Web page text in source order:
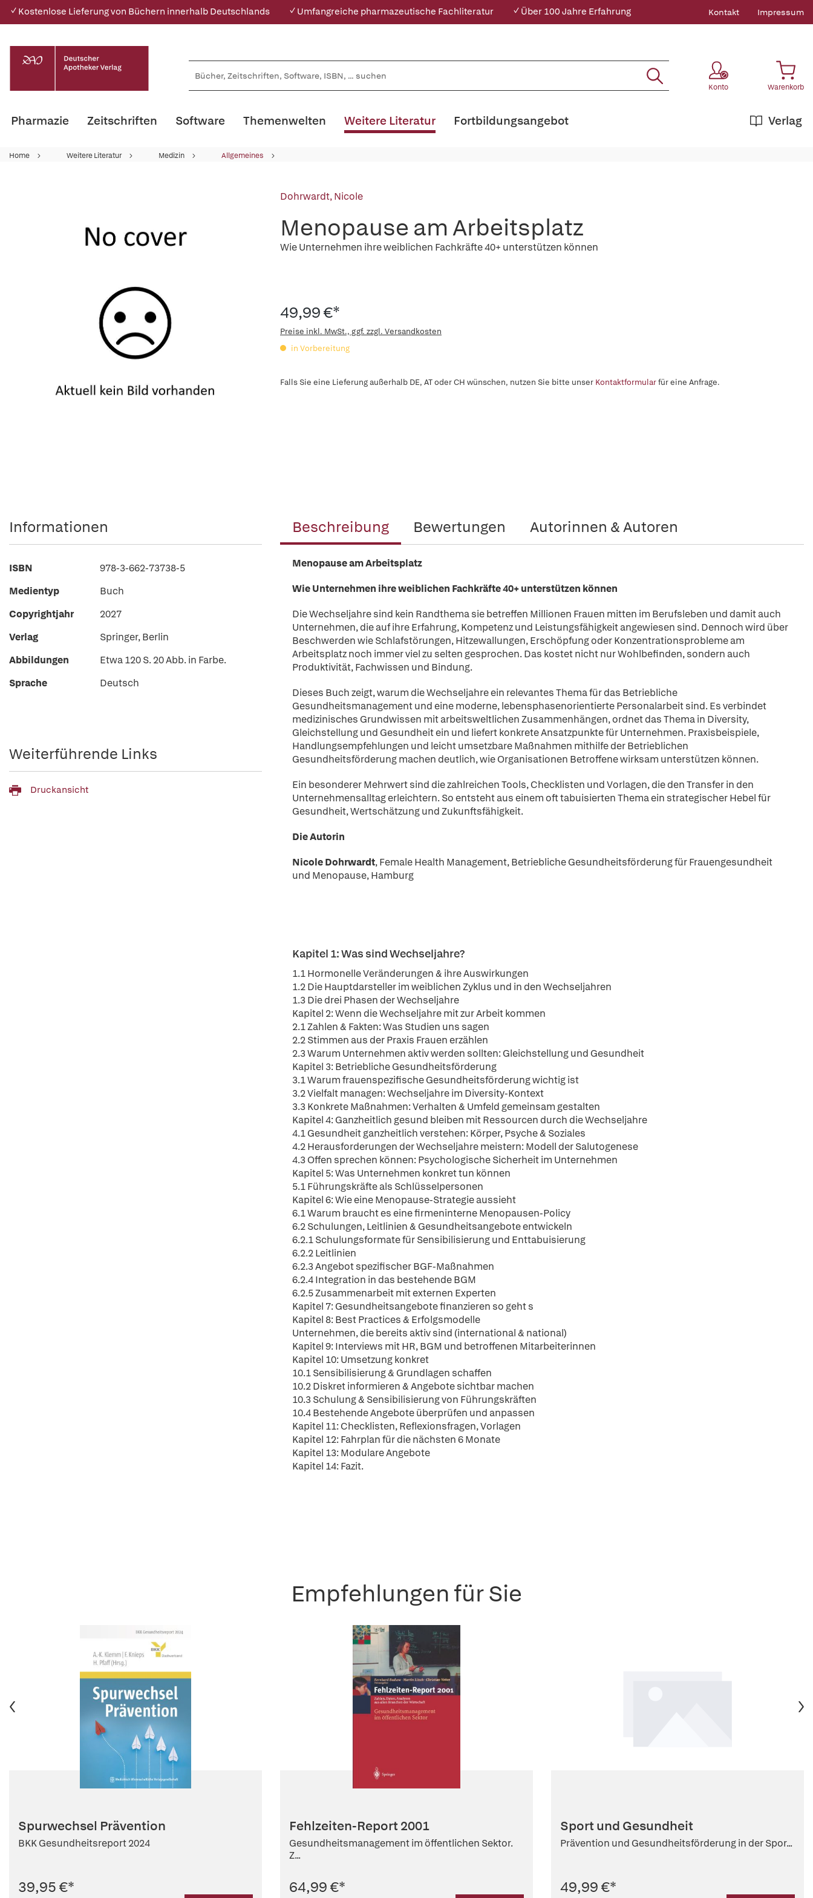
✓ Kostenlose Lieferung von Büchern innerhalb Deutschlands ✓ Umfangreiche pharmazeutische Fachliteratur ✓ Über 100 Jahre Erfahrung Kontakt Impressum
Konto Warenkorb
Pharmazie Zeitschriften Software Themenwelten Weitere Literatur Verlag
Fortbildungsangebot
Home Weitere Literatur Medizin Allgemeines
Dohrwardt, Nicole
Menopause am Arbeitsplatz
Wie Unternehmen ihre weiblichen Fachkräfte 40+ unterstützen können
49,99 €*
Preise inkl. MwSt., ggf. zzgl. Versandkosten
in Vorbereitung
Falls Sie eine Lieferung außerhalb DE, AT oder CH wünschen, nutzen Sie bitte unser Kontaktformularfür eine Anfrage.
Beschreibung Bewertungen Autorinnen & Autoren
Menopause am Arbeitsplatz
Wie Unternehmen ihre weiblichen Fachkräfte 40+ unterstützen können
Die Wechseljahre sind kein Randthema sie betreffen Millionen Frauen mitten im Berufsleben und damit auch
Unternehmen, die auf ihre Erfahrung, Kompetenz und Leistungsfähigkeit angewiesen sind. Dennoch wird über
Beschwerden wie Schlafstörungen, Hitzewallungen, Erschöpfung oder Konzentrationsprobleme am
Arbeitsplatz noch immer viel zu selten gesprochen. Das kostet nicht nur Wohlbefinden, sondern auch
Produktivität, Fachwissen und Bindung.
Dieses Buch zeigt, warum die Wechseljahre ein relevantes Thema für das Betriebliche
Gesundheitsmanagement und eine moderne, lebensphasenorientierte Personalarbeit sind. Es verbindet
medizinisches Grundwissen mit arbeitsweltlichen Zusammenhängen, ordnet das Thema in Diversity,
Gleichstellung und Gesundheit ein und liefert konkrete Ansatzpunkte für Unternehmen. Praxisbeispiele,
Handlungsempfehlungen und leicht umsetzbare Maßnahmen mithilfe der Betrieblichen
Gesundheitsförderung machen deutlich, wie Organisationen Betroffene wirksam unterstützen können.
Ein besonderer Mehrwert sind die zahlreichen Tools, Checklisten und Vorlagen, die den Transfer in den
Unternehmensalltag erleichtern. So entsteht aus einem oft tabuisierten Thema ein strategischer Hebel für
Gesundheit, Wertschätzung und Zukunftsfähigkeit.
Die Autorin
Nicole Dohrwardt, Female Health Management, Betriebliche Gesundheitsförderung für Frauengesundheit
und Menopause, Hamburg
Kapitel 1: Was sind Wechseljahre?
1.1 Hormonelle Veränderungen & ihre Auswirkungen
1.2 Die Hauptdarsteller im weiblichen Zyklus und in den Wechseljahren
1.3 Die drei Phasen der Wechseljahre
Kapitel 2: Wenn die Wechseljahre mit zur Arbeit kommen
2.1 Zahlen & Fakten: Was Studien uns sagen
2.2 Stimmen aus der Praxis Frauen erzählen
2.3 Warum Unternehmen aktiv werden sollten: Gleichstellung und Gesundheit
Kapitel 3: Betriebliche Gesundheitsförderung
3.1 Warum frauenspezifische Gesundheitsförderung wichtig ist
3.2 Vielfalt managen: Wechseljahre im Diversity-Kontext
3.3 Konkrete Maßnahmen: Verhalten & Umfeld gemeinsam gestalten
Kapitel 4: Ganzheitlich gesund bleiben mit Ressourcen durch die Wechseljahre
4.1 Gesundheit ganzheitlich verstehen: Körper, Psyche & Soziales
4.2 Herausforderungen der Wechseljahre meistern: Modell der Salutogenese
4.3 Offen sprechen können: Psychologische Sicherheit im Unternehmen
Kapitel 5: Was Unternehmen konkret tun können
5.1 Führungskräfte als Schlüsselpersonen
Kapitel 6: Wie eine Menopause-Strategie aussieht
6.1 Warum braucht es eine firmeninterne Menopausen-Policy
6.2 Schulungen, Leitlinien & Gesundheitsangebote entwickeln
6.2.1 Schulungsformate für Sensibilisierung und Enttabuisierung
6.2.2 Leitlinien
6.2.3 Angebot spezifischer BGF-Maßnahmen
6.2.4 Integration in das bestehende BGM
6.2.5 Zusammenarbeit mit externen Experten
Kapitel 7: Gesundheitsangebote finanzieren so geht s
Kapitel 8: Best Practices & Erfolgsmodelle
Unternehmen, die bereits aktiv sind (international & national)
Kapitel 9: Interviews mit HR, BGM und betroffenen Mitarbeiterinnen
Kapitel 10: Umsetzung konkret
10.1 Sensibilisierung & Grundlagen schaffen
10.2 Diskret informieren & Angebote sichtbar machen
10.3 Schulung & Sensibilisierung von Führungskräften
10.4 Bestehende Angebote überprüfen und anpassen
Kapitel 11: Checklisten, Reflexionsfragen, Vorlagen
Kapitel 12: Fahrplan für die nächsten 6 Monate
Kapitel 13: Modulare Angebote
Kapitel 14: Fazit.
Informationen
ISBN
978-3-662-73738-5
Medientyp
Buch
Copyrightjahr
2027
Verlag
Springer, Berlin
Abbildungen
Etwa 120 S. 20 Abb. in Farbe.
Sprache
Deutsch
Weiterführende Links
Druckansicht
Empfehlungen für Sie
Spurwechsel Prävention
BKK Gesundheitsreport 2024
39,95 €*
Fehlzeiten-Report 2001
Gesundheitsmanagement im öffentlichen Sektor.
Z...
64,99 €*
Sport und Gesundheit
Prävention und Gesundheitsförderung in der Spor...
49,99 €*